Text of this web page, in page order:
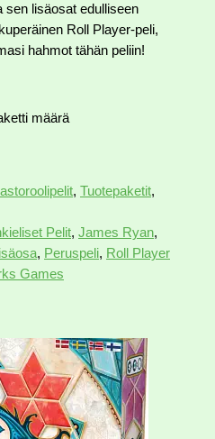
sen lisäosat edulliseen
Roll Player-peli,
hahmot tähän peliin!
määrä
, Tuotepaketit,
Pelit, James Ryan,
, Peruspeli, Roll Player
Games